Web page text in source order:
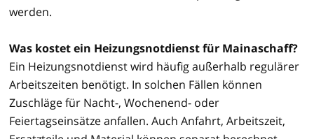
werden.
Was kostet ein Heizungsnotdienst für Mainaschaff?
Ein Heizungsnotdienst wird häufig außerhalb regulärer
Arbeitszeiten benötigt. In solchen Fällen können
Zuschläge für Nacht-, Wochenend- oder
Feiertagseinsätze anfallen. Auch Anfahrt, Arbeitszeit,